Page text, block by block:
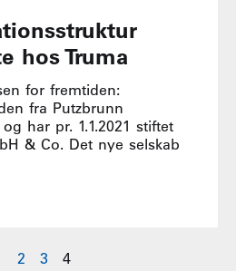
hos Truma
for fremtiden:
fra Putzbrunn
har pr. 1.1.2021 stiftet
& Co. Det nye selskab
2 3 4